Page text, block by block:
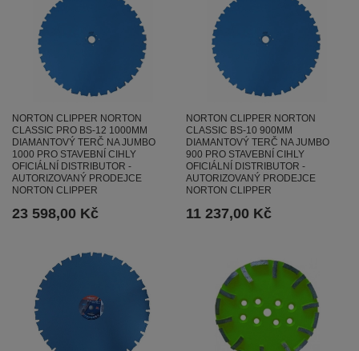
NORTON CLIPPER NORTON
CLASSIC PRO BS-12 1000MM
DIAMANTOVÝ TERČ NA JUMBO
1000 PRO STAVEBNÍ CIHLY
OFICIÁLNÍ DISTRIBUTOR -
AUTORIZOVANÝ PRODEJCE
NORTON CLIPPER
23 598,00 Kč
NORTON CLIPPER NORTON
CLASSIC BS-10 900MM
DIAMANTOVÝ TERČ NA JUMBO
900 PRO STAVEBNÍ CIHLY
OFICIÁLNÍ DISTRIBUTOR -
AUTORIZOVANÝ PRODEJCE
NORTON CLIPPER
11 237,00 Kč